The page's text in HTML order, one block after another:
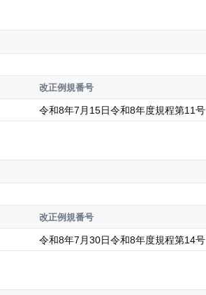
改正例規番号
令和8年7月15日令和8年度規程第11号
改正例規番号
令和8年7月30日令和8年度規程第14号